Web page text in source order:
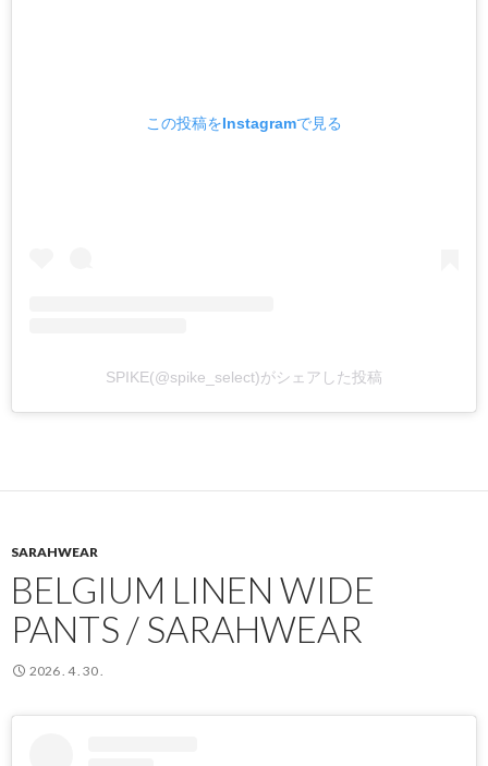
この投稿をInstagramで見る
SPIKE(@spike_select)がシェアした投稿
SARAHWEAR
BELGIUM LINEN WIDE
PANTS / SARAHWEAR
2026 . 4 . 30 .